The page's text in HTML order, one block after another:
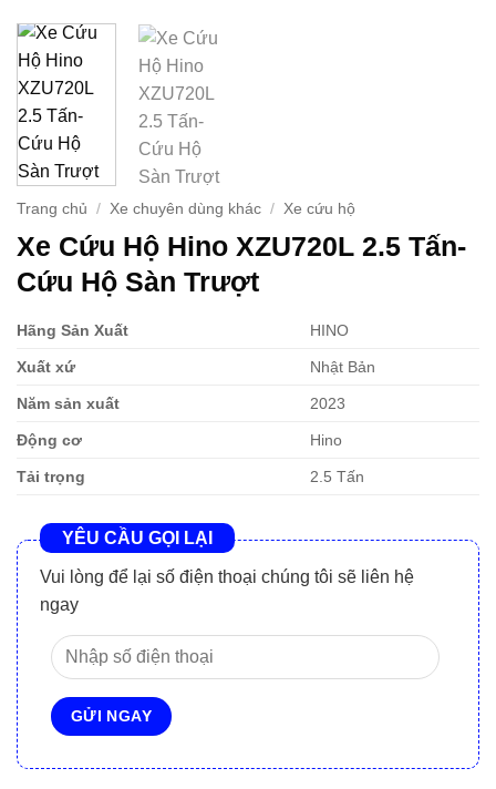
Trang chủ / Xe chuyên dùng khác / Xe cứu hộ
Xe Cứu Hộ Hino XZU720L 2.5 Tấn-
Cứu Hộ Sàn Trượt
Hãng Sản Xuất HINO
Xuất xứ Nhật Bản
Năm sản xuất 2023
Động cơ Hino
Tải trọng 2.5 Tấn
YÊU CẦU GỌI LẠI
Vui lòng để lại số điện thoại chúng tôi sẽ liên hệ
ngay